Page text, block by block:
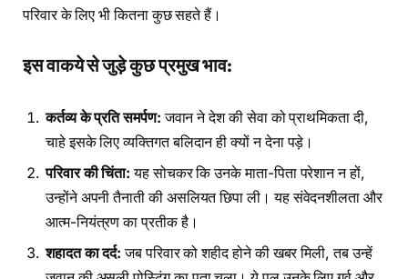
परिवार के लिए भी कितना कुछ सहते हैं।
इस वाकये से जुड़े कुछ प्रमुख भाव:
कर्तव्य के प्रति समर्पण: जवान ने देश की सेवा को प्राथमिकता दी,
चाहे इसके लिए व्यक्तिगत बलिदान ही क्यों न देना पड़े।
परिवार की चिंता: यह सोचकर कि उनके माता-पिता परेशान न हों,
उन्होंने अपनी तैनाती की असलियत छिपा ली। यह संवेदनशीलता और
आत्म-नियंत्रण का प्रतीक है।
शहादत का दर्द: जब परिवार को शहीद होने की खबर मिली, तब उन्हें